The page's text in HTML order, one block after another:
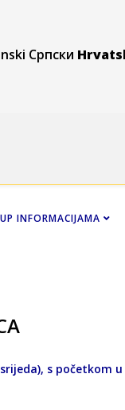
Српски
INFORMACIJAMA
s početkom